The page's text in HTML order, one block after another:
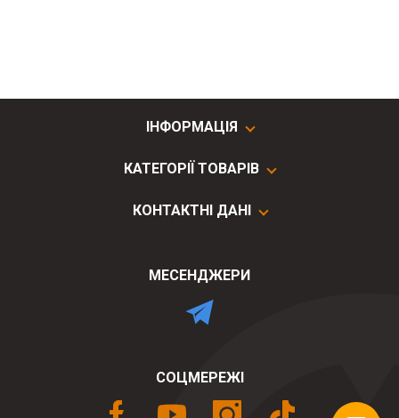
ІНФОРМАЦІЯ
КАТЕГОРІЇ ТОВАРІВ
КОНТАКТНІ ДАНІ
МЕСЕНДЖЕРИ
СОЦМЕРЕЖІ